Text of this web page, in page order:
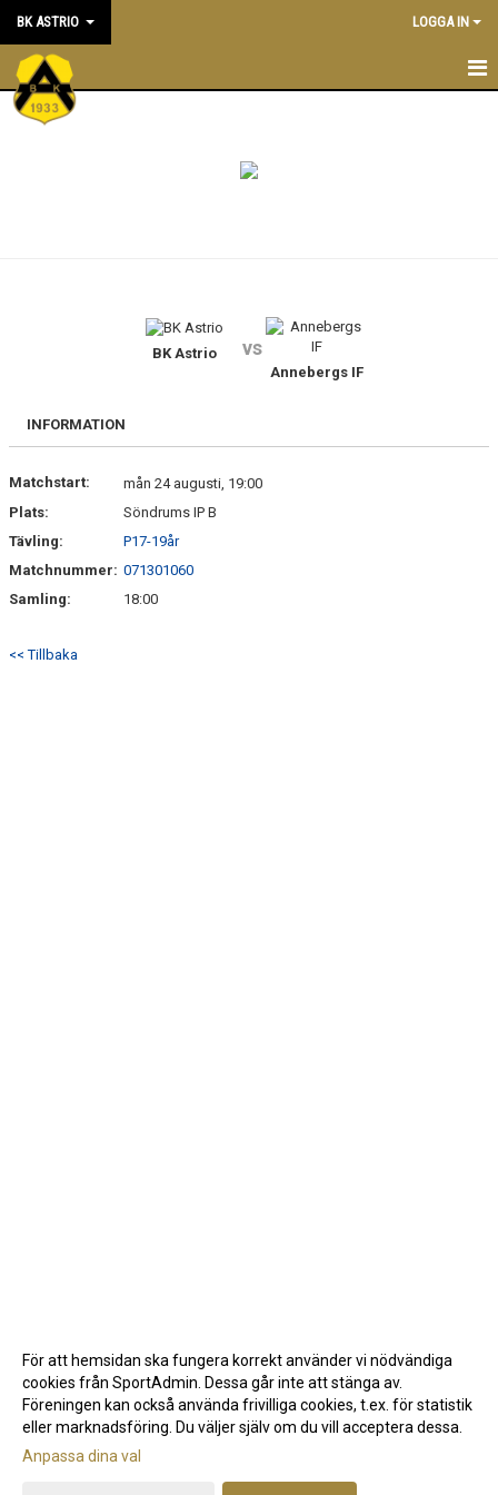
BK ASTRIO LOGGA IN
HEM
STÖTTA BK ASTRIO
TRYGG I ASTRIO
BK ASTRIO LOPPIS & CAFÉ
ASTRIOSHOPEN
BK Astrio vs
Annebergs IF
INFORMATION
Matchstart:
mån 24 augusti, 19:00
Plats:
Söndrums IP B
Tävling:
P17-19år
Matchnummer: 071301060
Samling:
18:00
<< Tillbaka
Gå till Webbversion
För att hemsidan ska fungera korrekt använder vi nödvändiga
cookies från SportAdmin. Dessa går inte att stänga av.
Föreningen kan också använda frivilliga cookies, t.ex. för statistik
eller marknadsföring. Du väljer själv om du vill acceptera dessa.
Anpassa dina val